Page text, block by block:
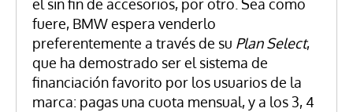
el sin fin de accesorios, por otro. Sea como
fuere, BMW espera venderlo
preferentemente a través de su Plan Select,
que ha demostrado ser el sistema de
financiación favorito por los usuarios de la
marca: pagas una cuota mensual, y a los 3, 4